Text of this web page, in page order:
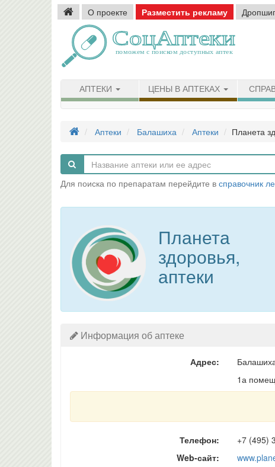
О проекте Разместить рекламу
АПТЕКИ ЦЕНЫ В АПТЕКАХ
Аптеки Балашиха Аптеки Планета
Для поиска по препаратам перейдите в справочник
Планета
здоровья,
аптеки
Информация об аптеке
Адрес:
1а
Телефон:
+7 (495)
Web-сайт: